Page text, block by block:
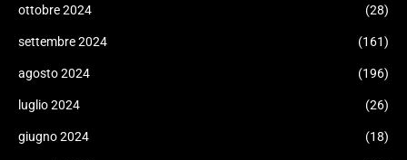
ottobre 2024 (28)
settembre 2024 (161)
agosto 2024 (196)
luglio 2024 (26)
giugno 2024 (18)